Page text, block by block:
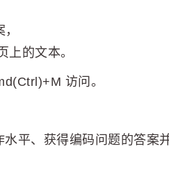
上的文本。
访问。
平、获得编码问题的答案